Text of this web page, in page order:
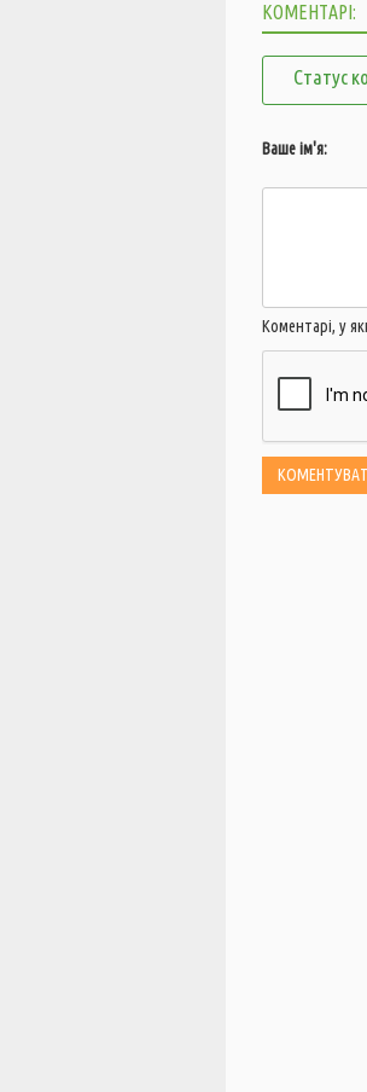
КОМЕНТАРІ:
Статус
Ваше ім'я:
Коментарі, у